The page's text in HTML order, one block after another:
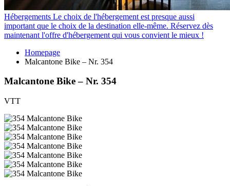
Hébergements Le choix de l'hébergement est presque aussi
important que le choix de la destination elle-même. Réservez dès
maintenant l'offre d'hébergement qui vous convient le mieux !
Homepage
Malcantone Bike – Nr. 354
Malcantone Bike – Nr. 354
VTT